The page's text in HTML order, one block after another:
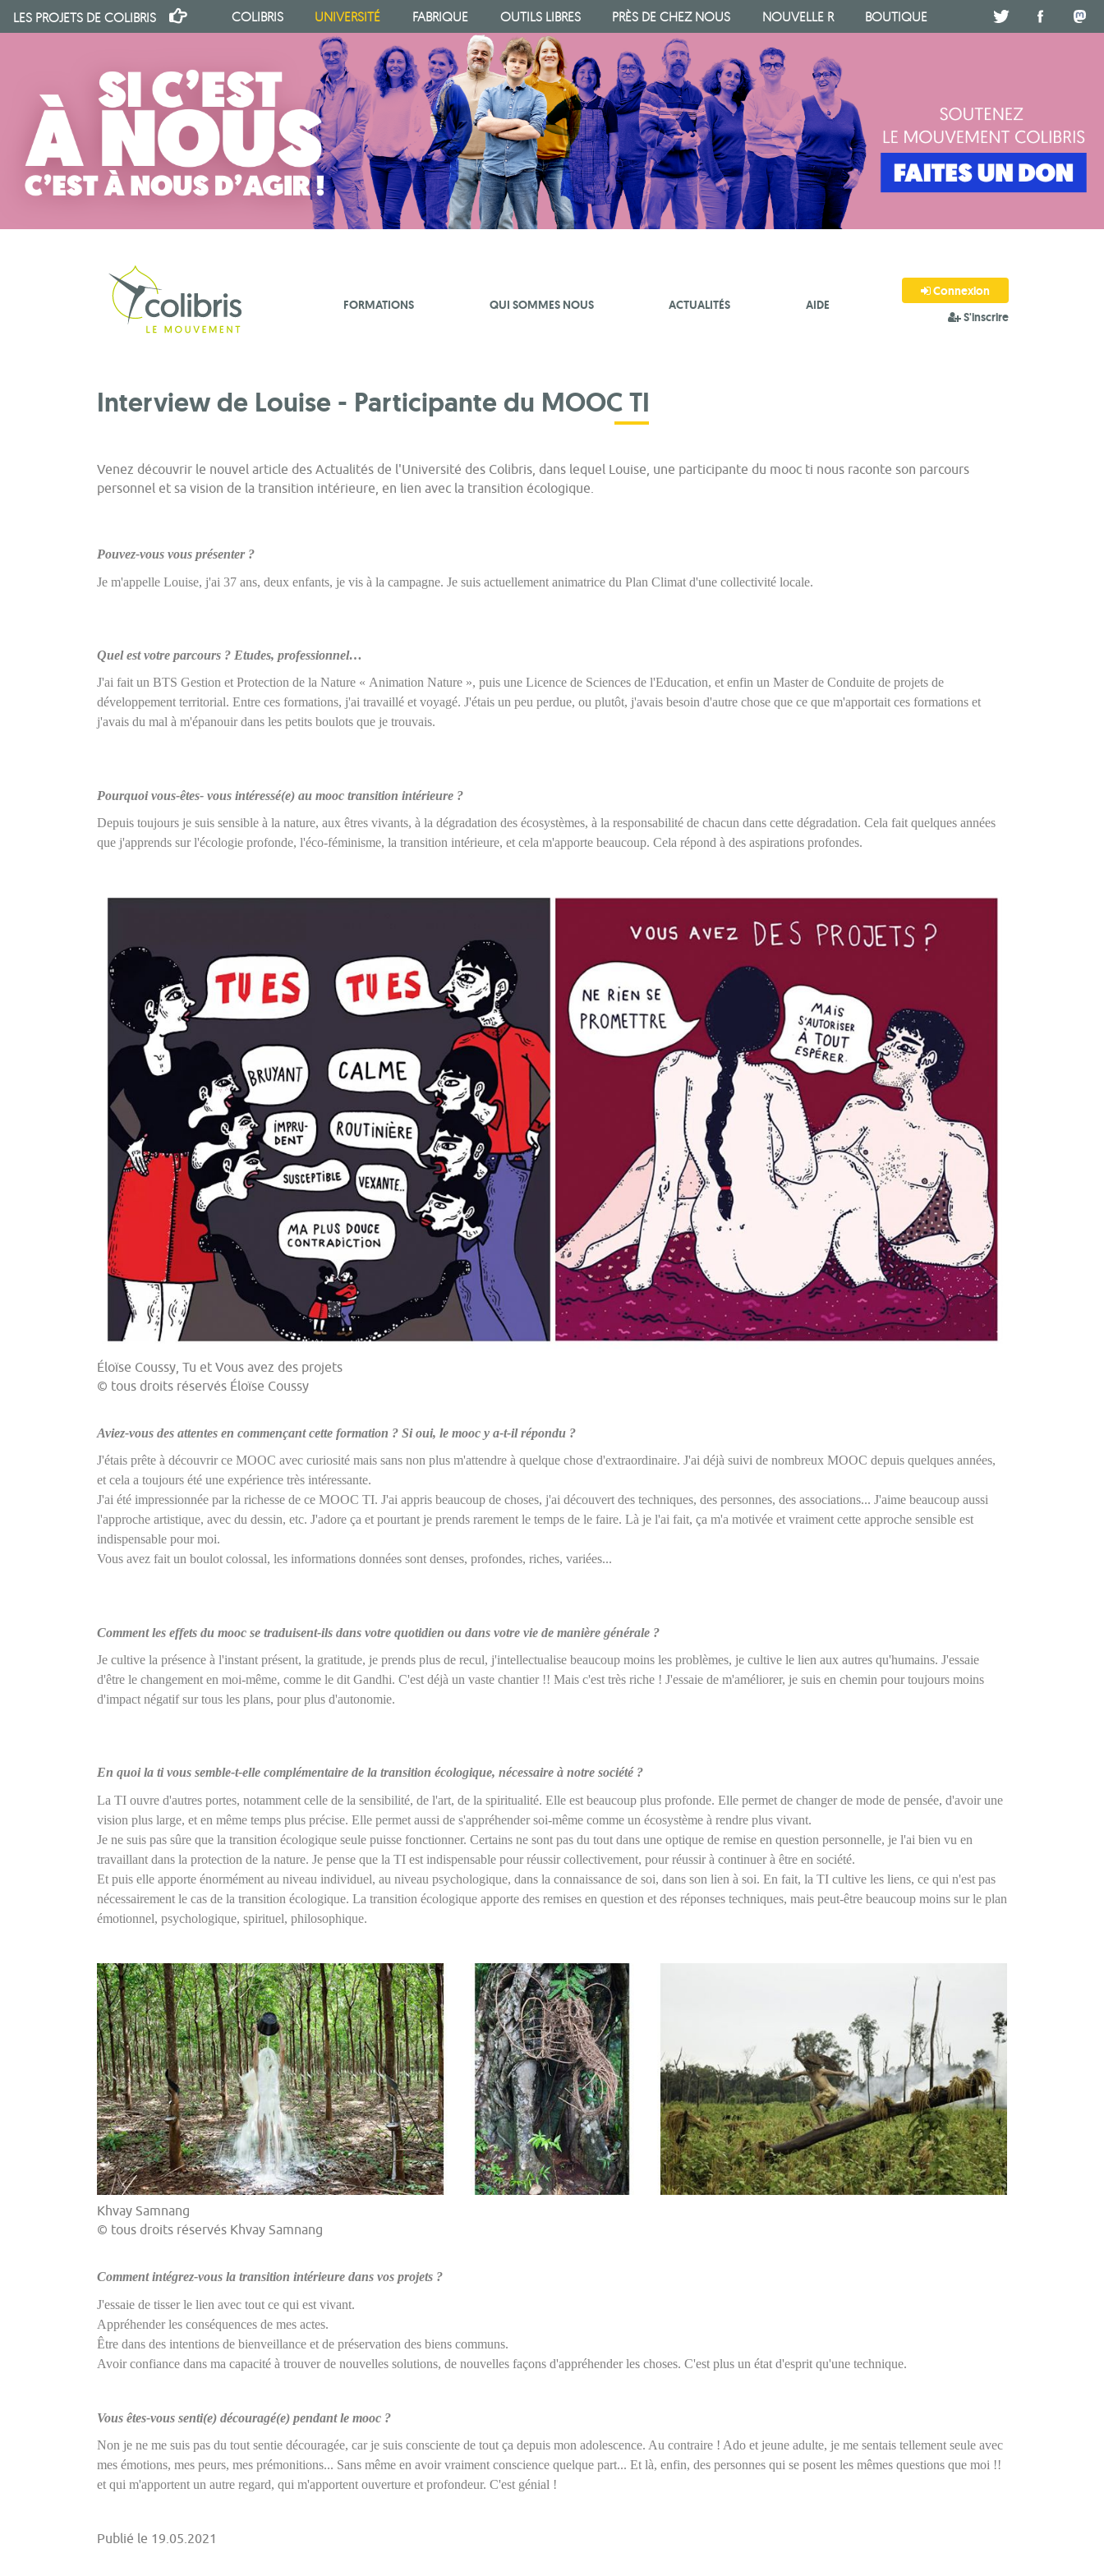
LES PROJETS DE COLIBRIS COLIBRIS UNIVERSITÉ FABRIQUE OUTILS LIBRES PRÈS DE CHEZ NOUS NOUVELLE R BOUTIQUE
FORMATIONS QUI SOMMES NOUS ACTUALITÉS AIDE
Connexion
S'inscrire
Interview de Louise - Participante du MOOC TI
Venez découvrir le nouvel article des Actualités de l'Université des Colibris, dans lequel Louise, une participante du mooc ti nous raconte son parcours
personnel et sa vision de la transition intérieure, en lien avec la transition écologique.
Pouvez-vous vous présenter ?
Je m'appelle Louise, j'ai 37 ans, deux enfants, je vis à la campagne. Je suis actuellement animatrice du Plan Climat d'une collectivité locale.
Quel est votre parcours ? Etudes, professionnel…
J'ai fait un BTS Gestion et Protection de la Nature « Animation Nature », puis une Licence de Sciences de l'Education, et enfin un Master de Conduite de projets de
développement territorial. Entre ces formations, j'ai travaillé et voyagé. J'étais un peu perdue, ou plutôt, j'avais besoin d'autre chose que ce que m'apportait ces formations et
j'avais du mal à m'épanouir dans les petits boulots que je trouvais.
Pourquoi vous-êtes- vous intéressé(e) au mooc transition intérieure ?
Depuis toujours je suis sensible à la nature, aux êtres vivants, à la dégradation des écosystèmes, à la responsabilité de chacun dans cette dégradation. Cela fait quelques années
que j'apprends sur l'écologie profonde, l'éco-féminisme, la transition intérieure, et cela m'apporte beaucoup. Cela répond à des aspirations profondes.
Éloïse Coussy, Tu et Vous avez des projets
© tous droits réservés Éloïse Coussy
Aviez-vous des attentes en commençant cette formation ? Si oui, le mooc y a-t-il répondu ?
J'étais prête à découvrir ce MOOC avec curiosité mais sans non plus m'attendre à quelque chose d'extraordinaire. J'ai déjà suivi de nombreux MOOC depuis quelques années,
et cela a toujours été une expérience très intéressante.
J'ai été impressionnée par la richesse de ce MOOC TI. J'ai appris beaucoup de choses, j'ai découvert des techniques, des personnes, des associations... J'aime beaucoup aussi
l'approche artistique, avec du dessin, etc. J'adore ça et pourtant je prends rarement le temps de le faire. Là je l'ai fait, ça m'a motivée et vraiment cette approche sensible est
indispensable pour moi.
Vous avez fait un boulot colossal, les informations données sont denses, profondes, riches, variées...
Comment les effets du mooc se traduisent-ils dans votre quotidien ou dans votre vie de manière générale ?
Je cultive la présence à l'instant présent, la gratitude, je prends plus de recul, j'intellectualise beaucoup moins les problèmes, je cultive le lien aux autres qu'humains. J'essaie
d'être le changement en moi-même, comme le dit Gandhi. C'est déjà un vaste chantier !! Mais c'est très riche ! J'essaie de m'améliorer, je suis en chemin pour toujours moins
d'impact négatif sur tous les plans, pour plus d'autonomie.
En quoi la ti vous semble-t-elle complémentaire de la transition écologique, nécessaire à notre société ?
La TI ouvre d'autres portes, notamment celle de la sensibilité, de l'art, de la spiritualité. Elle est beaucoup plus profonde. Elle permet de changer de mode de pensée, d'avoir une
vision plus large, et en même temps plus précise. Elle permet aussi de s'appréhender soi-même comme un écosystème à rendre plus vivant.
Je ne suis pas sûre que la transition écologique seule puisse fonctionner. Certains ne sont pas du tout dans une optique de remise en question personnelle, je l'ai bien vu en
travaillant dans la protection de la nature. Je pense que la TI est indispensable pour réussir collectivement, pour réussir à continuer à être en société.
Et puis elle apporte énormément au niveau individuel, au niveau psychologique, dans la connaissance de soi, dans son lien à soi. En fait, la TI cultive les liens, ce qui n'est pas
nécessairement le cas de la transition écologique. La transition écologique apporte des remises en question et des réponses techniques, mais peut-être beaucoup moins sur le plan
émotionnel, psychologique, spirituel, philosophique.
Khvay Samnang
© tous droits réservés Khvay Samnang
Comment intégrez-vous la transition intérieure dans vos projets ?
J'essaie de tisser le lien avec tout ce qui est vivant.
Appréhender les conséquences de mes actes.
Être dans des intentions de bienveillance et de préservation des biens communs.
Avoir confiance dans ma capacité à trouver de nouvelles solutions, de nouvelles façons d'appréhender les choses. C'est plus un état d'esprit qu'une technique.
Vous êtes-vous senti(e) découragé(e) pendant le mooc ?
Non je ne me suis pas du tout sentie découragée, car je suis consciente de tout ça depuis mon adolescence. Au contraire ! Ado et jeune adulte, je me sentais tellement seule avec
mes émotions, mes peurs, mes prémonitions... Sans même en avoir vraiment conscience quelque part... Et là, enfin, des personnes qui se posent les mêmes questions que moi !!
et qui m'apportent un autre regard, qui m'apportent ouverture et profondeur. C'est génial !
Publié le 19.05.2021